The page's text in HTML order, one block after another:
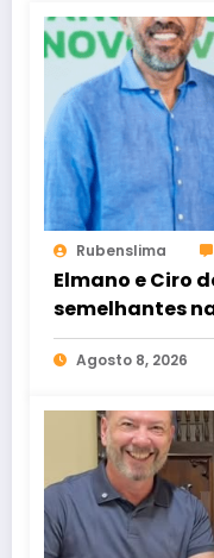
Rubenslima
Elmano e Ciro
semelhantes
de rádio e TV
Agosto 8, 2026